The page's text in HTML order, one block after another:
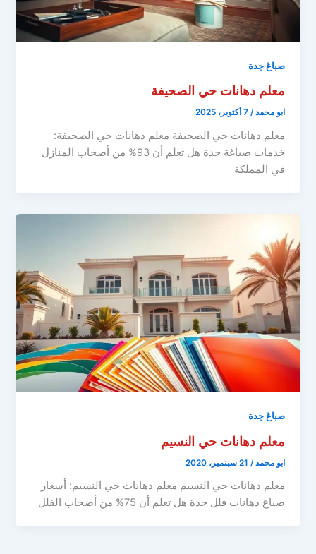
صباغ جدة
معلم دهانات حي الصحيفة
ابو محمد/7 أكتوبر، 2025
معلم دهانات حي الصحيفة معلم دهانات حي الصحيفة:
خدمات صباغة جدة هل تعلم أن 93% من أصحاب المنازل
في المملكة
صباغ جدة
معلم دهانات حي النسيم
ابو محمد/ 21 سبتمبر، 2020
معلم دهانات حي النسيم معلم دهانات حي النسيم: أسعار
صباغ دهانات فلل جدة هل تعلم أن 75% من أصحاب الفلل